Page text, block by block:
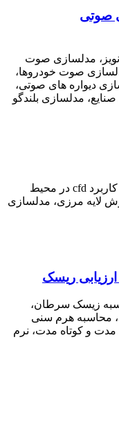
صوتی
مدلسازی صوت
صوت خودروها،
دیواره های صوتی،
مدلسازی بلندگو
آموزش دینامیک سیالات محاسباتی، کاربرد cfd در محیط
لایه مرزی، مدلسازی
زیسک سرطان،
محاسبه هرم سنی
مدت و کوتاه مدت، نرم